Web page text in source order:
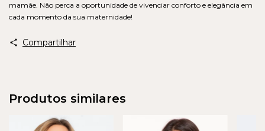
mamãe. Não perca a oportunidade de vivenciar conforto e elegância em
cada momento da sua maternidade!
Compartilhar
Produtos similares